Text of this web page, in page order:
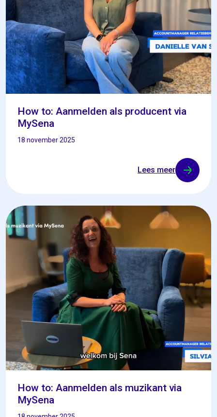
How to: Aanmelden als producent via
MySena
18 november 2025
Lees meer
How to: Aanmelden als muzikant via
MySena